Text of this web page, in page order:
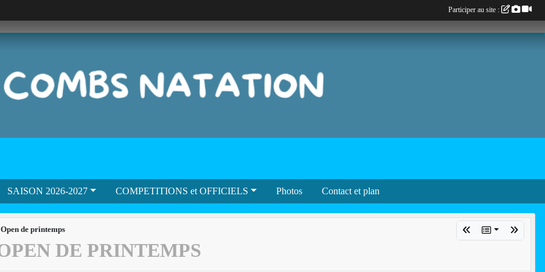
SAISON 2026-2027 COMPETITIONS et OFFICIELS Photos Contact et plan
de printemps
DE PRINTEMPS
Participer au site :